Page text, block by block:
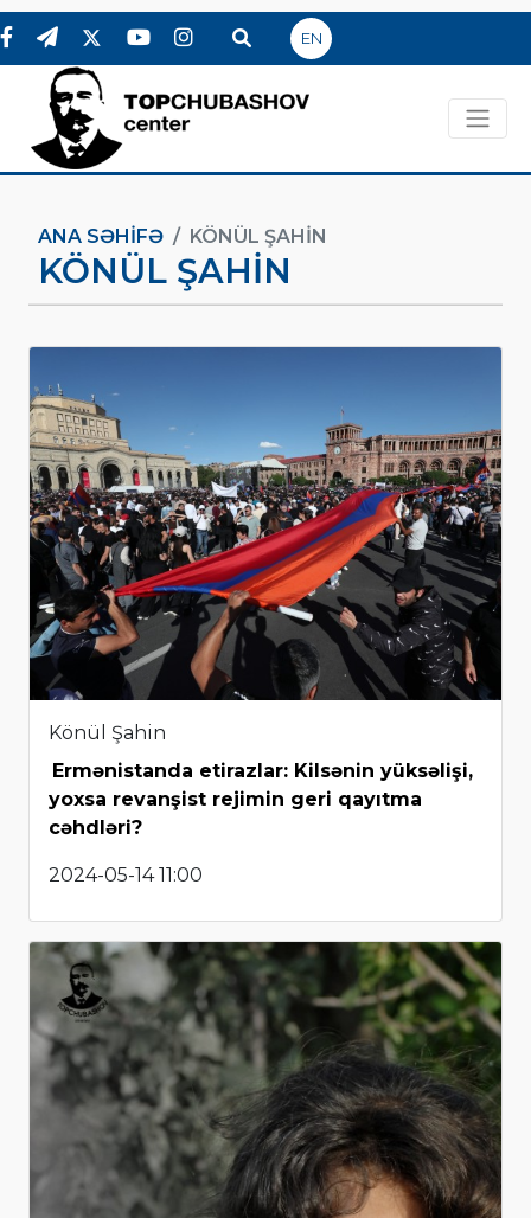
EN
ANA SƏHIFƏ KÖNÜL ŞAHIN
KÖNÜL ŞAHIN
Könül Şahin
Ermənistanda etirazlar: Kilsənin yüksəlişi,
yoxsa revanşist rejimin geri qayıtma
cəhdləri?
2024-05-14 11:00